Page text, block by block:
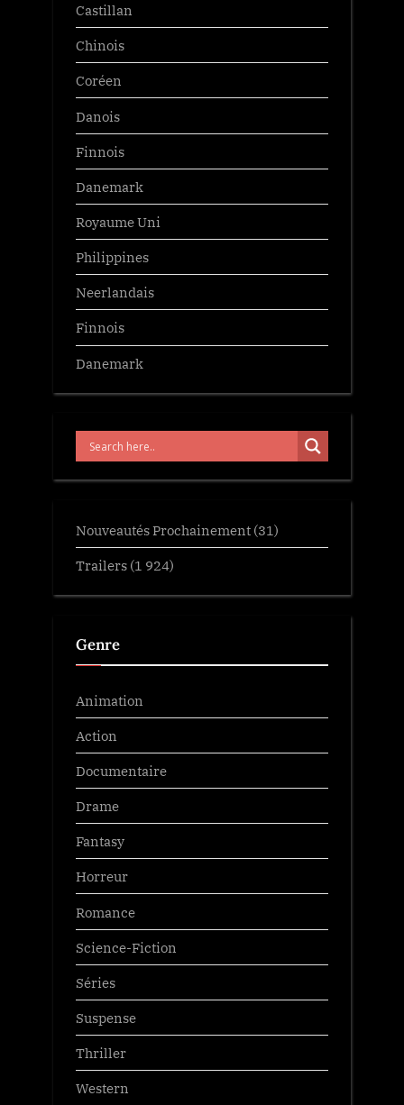
Castillan
Chinois
Coréen
Danois
Finnois
Danemark
Royaume Uni
Philippines
Neerlandais
Finnois
Danemark
Nouveautés Prochainement (31)
Trailers (1 924)
Genre
Animation
Action
Documentaire
Drame
Fantasy
Horreur
Romance
Science-Fiction
Séries
Suspense
Thriller
Western